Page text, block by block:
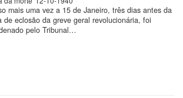
mais uma vez a 15 de Janeiro, três dias antes da
de eclosão da greve geral revolucionária, foi
pelo Tribunal…